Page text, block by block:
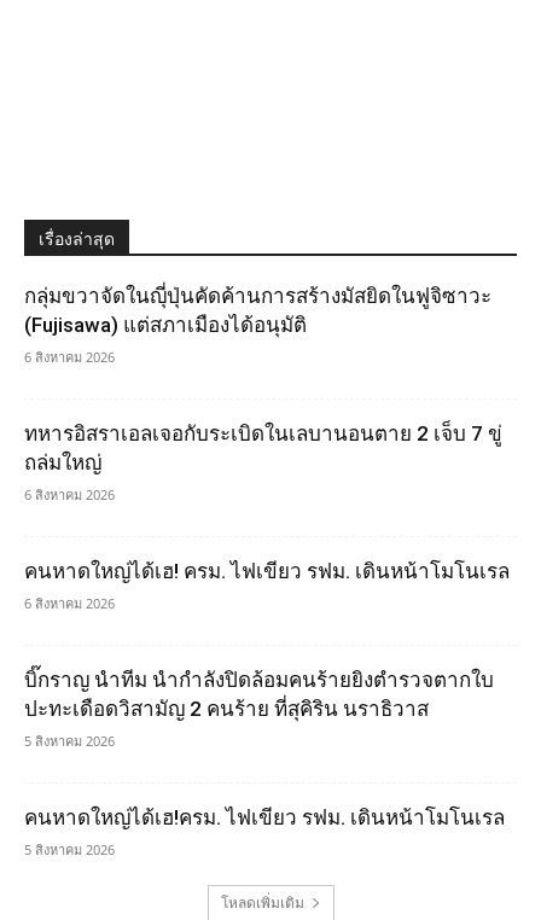
เรื่องล่าสุด
กลุ่มขวาจัดในญุี่ปุ่นคัดค้านการสร้างมัสยิดในฟูจิซาวะ
(Fujisawa) แต่สภาเมืองได้อนุมัติ
6 สิงหาคม 2026
ทหารอิสราเอลเจอกับระเบิดในเลบานอนตาย 2 เจ็บ 7 ขู่
ถล่มใหญ่
6 สิงหาคม 2026
คนหาดใหญ่ได้เฮ! ครม. ไฟเขียว รฟม. เดินหน้าโมโนเรล
6 สิงหาคม 2026
บิ๊กราญ นำทีม นำกำลังปิดล้อมคนร้ายยิงตำรวจตากใบ
ปะทะเดือดวิสามัญ 2 คนร้าย ที่สุคิริน นราธิวาส
5 สิงหาคม 2026
คนหาดใหญ่ได้เฮ!ครม. ไฟเขียว รฟม. เดินหน้าโมโนเรล
5 สิงหาคม 2026
โหลดเพิ่มเติม